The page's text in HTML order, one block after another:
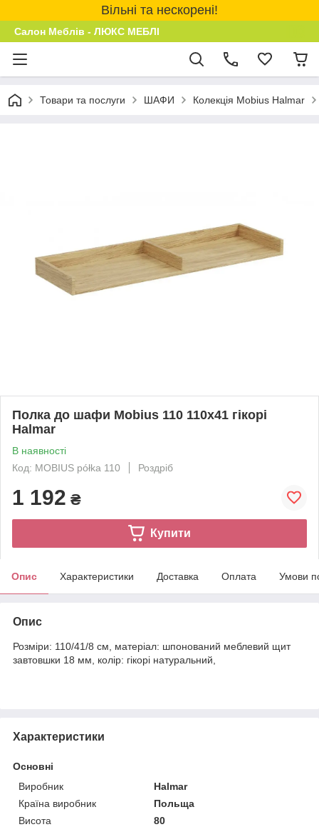
Вільні та нескорені!
Салон Меблів - ЛЮКС МЕБЛІ
Товари та послуги ШАФИ Колекція Mobius Halmar
Полка до шафи Mobius 110 110x41 гікорі
Halmar
В наявності
Код: MOBIUS półka 110
Роздріб
1 192 ₴
Купити
Опис Характеристики Доставка Оплата Умови
Опис
Розміри: 110/41/8 см, матеріал: шпонований меблевий щит
завтовшки 18 мм, колір: гікорі натуральний,
Характеристики
Основні
Виробник
Halmar
Країна виробник
Польща
Висота
80